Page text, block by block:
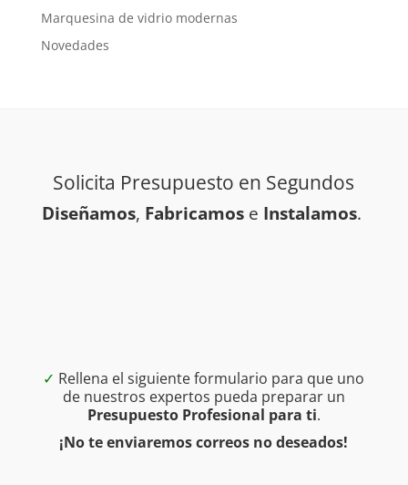
Marquesina de vidrio modernas
Novedades
Solicita Presupuesto en Segundos
Diseñamos, Fabricamos e Instalamos.
✓ Rellena el siguiente formulario para que uno
de nuestros expertos pueda preparar un
Presupuesto Profesional para ti.
¡No te enviaremos correos no deseados!